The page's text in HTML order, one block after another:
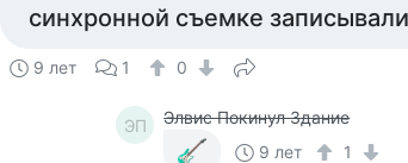
синхронной съемке
9 лет 1 0
ЭП
Элвис Покинул Здание
9 лет
1